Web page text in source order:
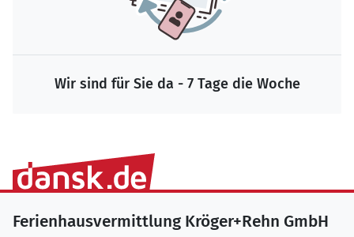
Wir sind für Sie da - 7 Tage die Woche
Ferienhausvermittlung Kröger+Rehn GmbH